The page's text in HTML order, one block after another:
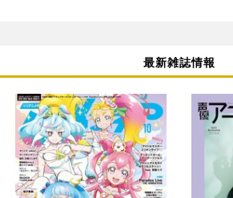
最新雑誌情報